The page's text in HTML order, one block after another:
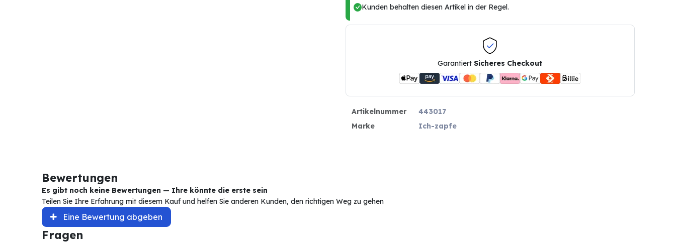
Kunden behalten diesen Artikel in der Regel.
GarantiertSicheres Checkout
Artikelnummer
443017
Marke
Ich-zapfe
Bewertungen
Es gibt noch keine Bewertungen — Ihre könnte die erste sein
Teilen Sie Ihre Erfahrung mit diesem Kauf und helfen Sie anderen Kunden, den richtigen Weg zu gehen
Eine Bewertung abgeben
Fragen